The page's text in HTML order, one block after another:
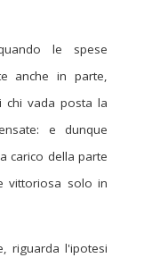
le spese
anche in parte,
chi vada posta la
e dunque
carico della parte
vittoriosa solo in
riguarda l'ipotesi